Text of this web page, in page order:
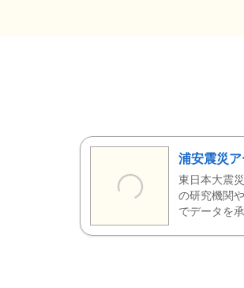
浦安震災ア
東日本大震
の研究機関
でデータを